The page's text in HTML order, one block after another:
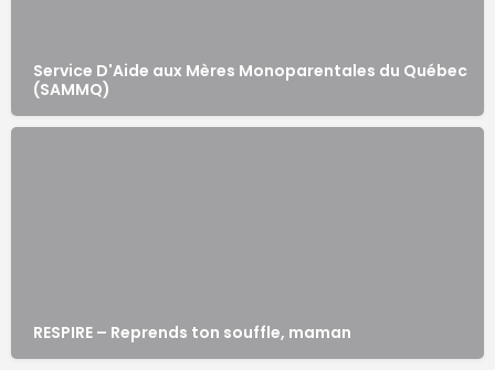
Service D'Aide aux Mères Monoparentales du Québec
(SAMMQ)
RESPIRE – Reprends ton souffle, maman